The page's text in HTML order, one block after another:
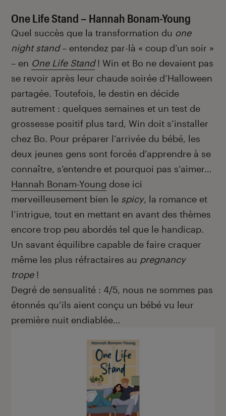
One Life Stand – Hannah Bonam-Young
Quel succès que la transformation du one
night stand– entendez par-là « coup d’un soir »
– en One Life Stand! Win et Bo ne devaient pas
se revoir après leur chaude soirée d’Halloween
partagée. Toutefois, le destin en décide
autrement : quelques semaines et un test de
grossesse positif plus tard, Win doit s’installer
chez Bo. Pour préparer l’arrivée du bébé, les
deux jeunes gens sont forcés d’apprendre à se
connaître, s’entendre et pourquoi pas s’aimer…
Hannah Bonam-Young dose ici
merveilleusement bien le spicy, la romance et
l’intrigue, tout en mettant en avant des thèmes
encore trop peu abordés tel que le handicap.
Un savant équilibre capable de faire craquer
même les plus réfractaires au pregnancy
trope!
Degré de sensualité : 4/5, nous ne sommes pas
étonnés qu’ils aient conçu un bébé vu leur
première nuit endiablée…